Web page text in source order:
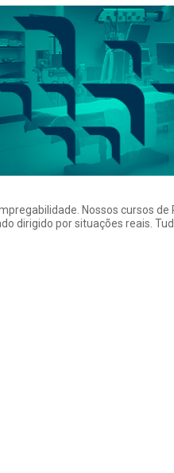
Nossos cursos de
dirigido por situações reais.